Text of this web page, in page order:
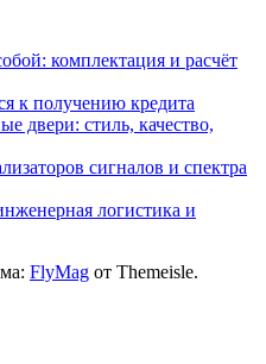
комплектация и расчёт
к получению кредита
двери: стиль, качество,
сигналов и спектра
логистика и
FlyMag от Themeisle.